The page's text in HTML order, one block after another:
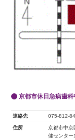
京都市休日急病歯
連絡先 075-812-
住所
京都市中
健センタ